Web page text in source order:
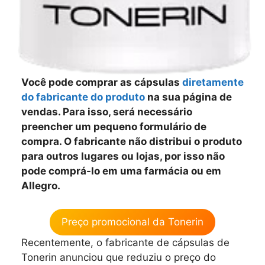
Você pode comprar as cápsulas diretamente
do fabricante do produtona sua página de
vendas. Para isso, será necessário
preencher um pequeno formulário de
compra. O fabricante não distribui o produto
para outros lugares ou lojas, por isso não
pode comprá-lo em uma farmácia ou em
Allegro.
Preço promocional da Tonerin
Recentemente, o fabricante de cápsulas de
Tonerin anunciou que reduziu o preço do